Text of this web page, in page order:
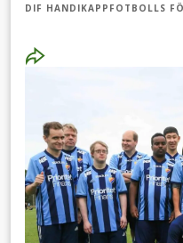
DIF HANDIKAPPFOTBOLLS